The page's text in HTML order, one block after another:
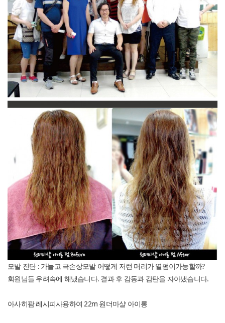
모발 진단 : 가늘고 극손상모발 어떻게 저런 머리가 열펌이가능할까?
회원님들 우려속에 해냈습니다. 결과 후 감동과 감탄을 자아냈습니다.
아사히팜 레시피사용하여 22m 원더마샬 아이롱